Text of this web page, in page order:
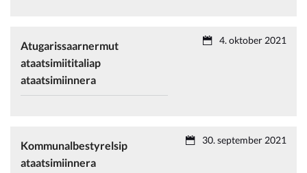
Atugarissaarnermut
ataatsimiititaliap
ataatsimiinnera
4. oktober 2021
Kommunalbestyrelsip
ataatsimiinnera
30. september 2021